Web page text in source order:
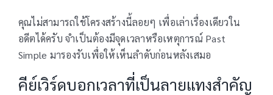
คุณไม่สามารถใช้โครงสร้างนี้ลอยๆ เพื่อเล่าเรื่องเดียวใน
อดีตได้ครับ จำเป็นต้องมีจุดเวลาหรือเหตุการณ์ Past
Simple มารองรับเพื่อให้เห็นลำดับก่อนหลังเสมอ
คีย์เวิร์ดบอกเวลาที่เป็นลายแทงสำคัญ